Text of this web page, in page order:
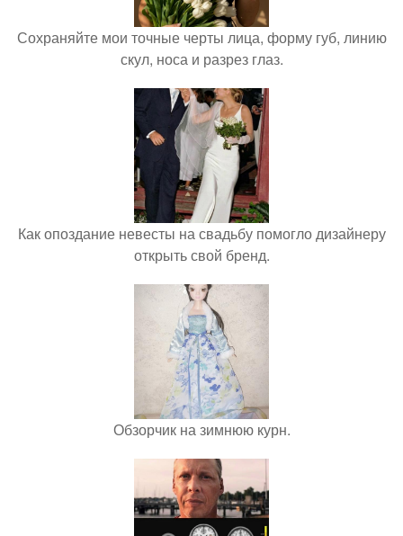
Сохраняйте мои точные черты лица, форму губ, линию
скул, носа и разрез глаз.
Как опоздание невесты на свадьбу помогло дизайнеру
открыть свой бренд.
Обзорчик на зимнюю курн.